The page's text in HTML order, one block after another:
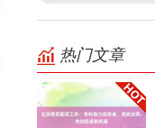
热门文章